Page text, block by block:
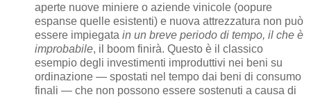
aperte nuove miniere o aziende vinicole (oopure
espanse quelle esistenti) e nuova attrezzatura non può
essere impiegata in un breve periodo di tempo, il che è
improbabile, il boom finirà. Questo è il classico
esempio degli investimenti improduttivi nei beni su
ordinazione — spostati nel tempo dai beni di consumo
finali — che non possono essere sostenuti a causa di